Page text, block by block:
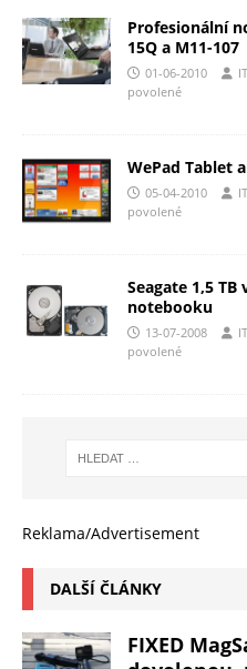
Profesionální
15Q a M11-107
01-06-2010
povolené
WePad Tablet
05-04-2010
povolené
Seagate 1,5 TB
notebooku
13-07-2008
povolené
Reklama/Advertisement
DALŠÍ ČLÁNKY
FIXED